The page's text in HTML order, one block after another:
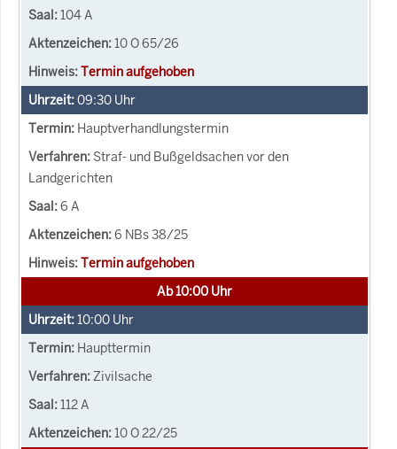
104 A
10 O 65/26
Termin aufgehoben
09:30 Uhr
Hauptverhandlungstermin
Straf- und Bußgeldsachen vor den
Landgerichten
6 A
6 NBs 38/25
Termin aufgehoben
Ab 10:00 Uhr
10:00 Uhr
Haupttermin
Zivilsache
112 A
10 O 22/25